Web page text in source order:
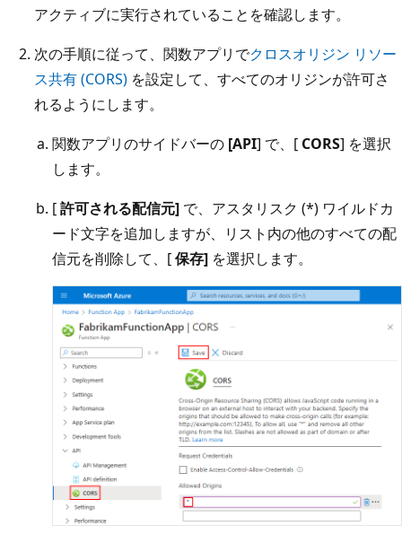
アクティブに実行されていることを確認します。
次の手順に従って、関数アプリでクロスオリジン リソー
ス共有 (CORS) を設定して、すべてのオリジンが許可さ
れるようにします。
関数アプリのサイドバーの [API] で、[ CORS] を選択
します。
[許可される配信元] で、アスタリスク (*) ワイルドカ
ード文字を追加しますが、リスト内の他のすべての配
信元を削除して、[保存] を選択します。